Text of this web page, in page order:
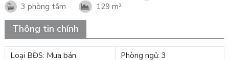
3 phòng tắm
129 m²
Thông tin chính
Loại BĐS: Mua bán
Phòng ngủ: 3